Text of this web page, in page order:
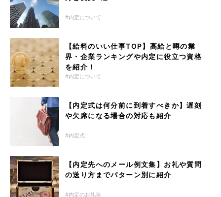
内定について
【給料のいい仕事TOP】高給と噂の業
界・企業ランキングや内定に役立つ資格
を紹介！
内定について
【内定式は何分前に到着すべきか】遅刻
や欠席になる場合の対応も紹介
内定式
【内定先へのメール例文集】お礼や質問
の送り方までパターン別に紹介
内定のお礼状